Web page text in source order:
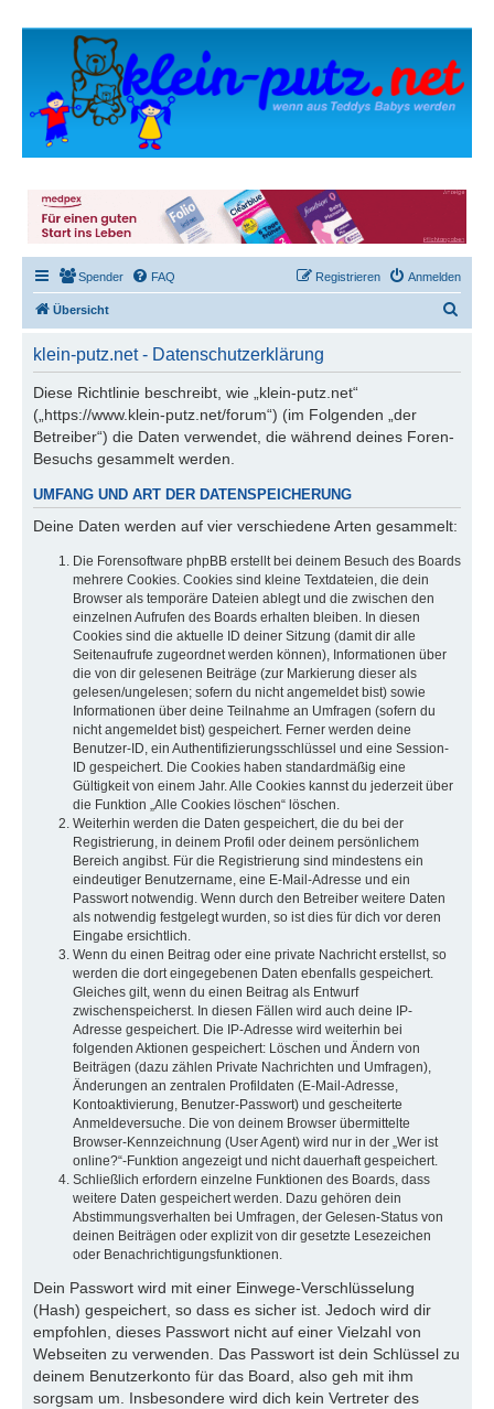
Spender FAQ Anmelden
Registrieren
Übersicht
klein-putz.net - Datenschutzerklärung
Diese Richtlinie beschreibt, wie „klein-putz.net“
(„https://www.klein-putz.net/forum“) (im Folgenden „der
Betreiber“) die Daten verwendet, die während deines Foren-
Besuchs gesammelt werden.
UMFANG UND ART DER DATENSPEICHERUNG
Deine Daten werden auf vier verschiedene Arten gesammelt:
Die Forensoftware phpBB erstellt bei deinem Besuch des Boards
mehrere Cookies. Cookies sind kleine Textdateien, die dein
Browser als temporäre Dateien ablegt und die zwischen den
einzelnen Aufrufen des Boards erhalten bleiben. In diesen
Cookies sind die aktuelle ID deiner Sitzung (damit dir alle
Seitenaufrufe zugeordnet werden können), Informationen über
die von dir gelesenen Beiträge (zur Markierung dieser als
gelesen/ungelesen; sofern du nicht angemeldet bist) sowie
Informationen über deine Teilnahme an Umfragen (sofern du
nicht angemeldet bist) gespeichert. Ferner werden deine
Benutzer-ID, ein Authentifizierungsschlüssel und eine Session-
ID gespeichert. Die Cookies haben standardmäßig eine
Gültigkeit von einem Jahr. Alle Cookies kannst du jederzeit über
die Funktion „Alle Cookies löschen“ löschen.
Weiterhin werden die Daten gespeichert, die du bei der
Registrierung, in deinem Profil oder deinem persönlichem
Bereich angibst. Für die Registrierung sind mindestens ein
eindeutiger Benutzername, eine E-Mail-Adresse und ein
Passwort notwendig. Wenn durch den Betreiber weitere Daten
als notwendig festgelegt wurden, so ist dies für dich vor deren
Eingabe ersichtlich.
Wenn du einen Beitrag oder eine private Nachricht erstellst, so
werden die dort eingegebenen Daten ebenfalls gespeichert.
Gleiches gilt, wenn du einen Beitrag als Entwurf
zwischenspeicherst. In diesen Fällen wird auch deine IP-
Adresse gespeichert. Die IP-Adresse wird weiterhin bei
folgenden Aktionen gespeichert: Löschen und Ändern von
Beiträgen (dazu zählen Private Nachrichten und Umfragen),
Änderungen an zentralen Profildaten (E-Mail-Adresse,
Kontoaktivierung, Benutzer-Passwort) und gescheiterte
Anmeldeversuche. Die von deinem Browser übermittelte
Browser-Kennzeichnung (User Agent) wird nur in der „Wer ist
online?“-Funktion angezeigt und nicht dauerhaft gespeichert.
Schließlich erfordern einzelne Funktionen des Boards, dass
weitere Daten gespeichert werden. Dazu gehören dein
Abstimmungsverhalten bei Umfragen, der Gelesen-Status von
deinen Beiträgen oder explizit von dir gesetzte Lesezeichen
oder Benachrichtigungsfunktionen.
Dein Passwort wird mit einer Einwege-Verschlüsselung
(Hash) gespeichert, so dass es sicher ist. Jedoch wird dir
empfohlen, dieses Passwort nicht auf einer Vielzahl von
Webseiten zu verwenden. Das Passwort ist dein Schlüssel zu
deinem Benutzerkonto für das Board, also geh mit ihm
sorgsam um. Insbesondere wird dich kein Vertreter des